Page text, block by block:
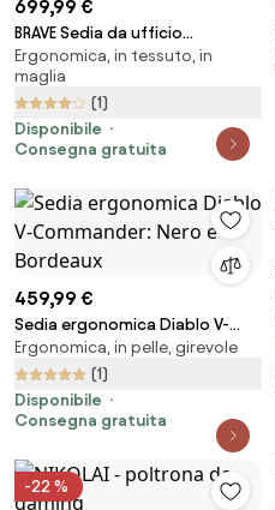
699,99 €
BRAVE Sedia da ufficio
ergonomica V-KINETIC: nera
Ergonomica, in tessuto, in
maglia
(1)
Disponibile
Consegna gratuita
459,99 €
Sedia ergonomica Diablo V-
Commander: Nero e Bordeaux
Ergonomica, in pelle, girevole
(1)
Disponibile
Consegna gratuita
-22 %